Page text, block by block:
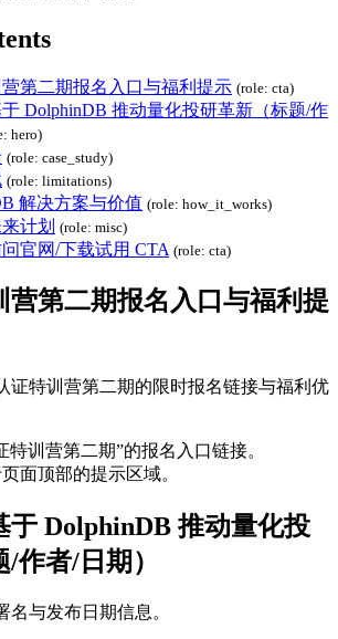
第二期报名入口与福利提示 (role: cta)
DolphinDB 推动量化投研革新（标题/作
hero)
(role: case_study)
(role: limitations)
解决方案与价值 (role: how_it_works)
计划 (role: misc)
官网/下载试用 CTA (role: cta)
营第二期报名入口与福利提
证特训营第二期的限时报名链接与福利优
特训营第二期”的报名入口链接。
面顶部的提示区域。
于 DolphinDB 推动量化投
作者/日期）
名与发布日期信息。